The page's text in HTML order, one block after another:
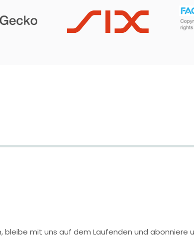
bleibe mit uns auf dem Laufenden und abonniere